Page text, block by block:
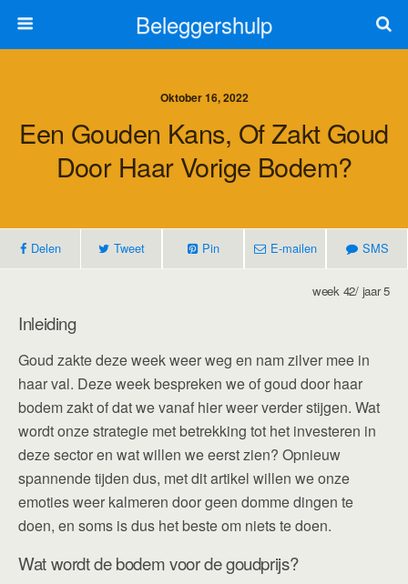
Beleggershulp
Oktober 16, 2022
Een Gouden Kans, Of Zakt Goud
Door Haar Vorige Bodem?
Delen Tweet Pin E-mailen SMS
week 42/ jaar 5
Inleiding
Goud zakte deze week weer weg en nam zilver mee in
haar val. Deze week bespreken we of goud door haar
bodem zakt of dat we vanaf hier weer verder stijgen. Wat
wordt onze strategie met betrekking tot het investeren in
deze sector en wat willen we eerst zien? Opnieuw
spannende tijden dus, met dit artikel willen we onze
emoties weer kalmeren door geen domme dingen te
doen, en soms is dus het beste om niets te doen.
Wat wordt de bodem voor de goudprijs?